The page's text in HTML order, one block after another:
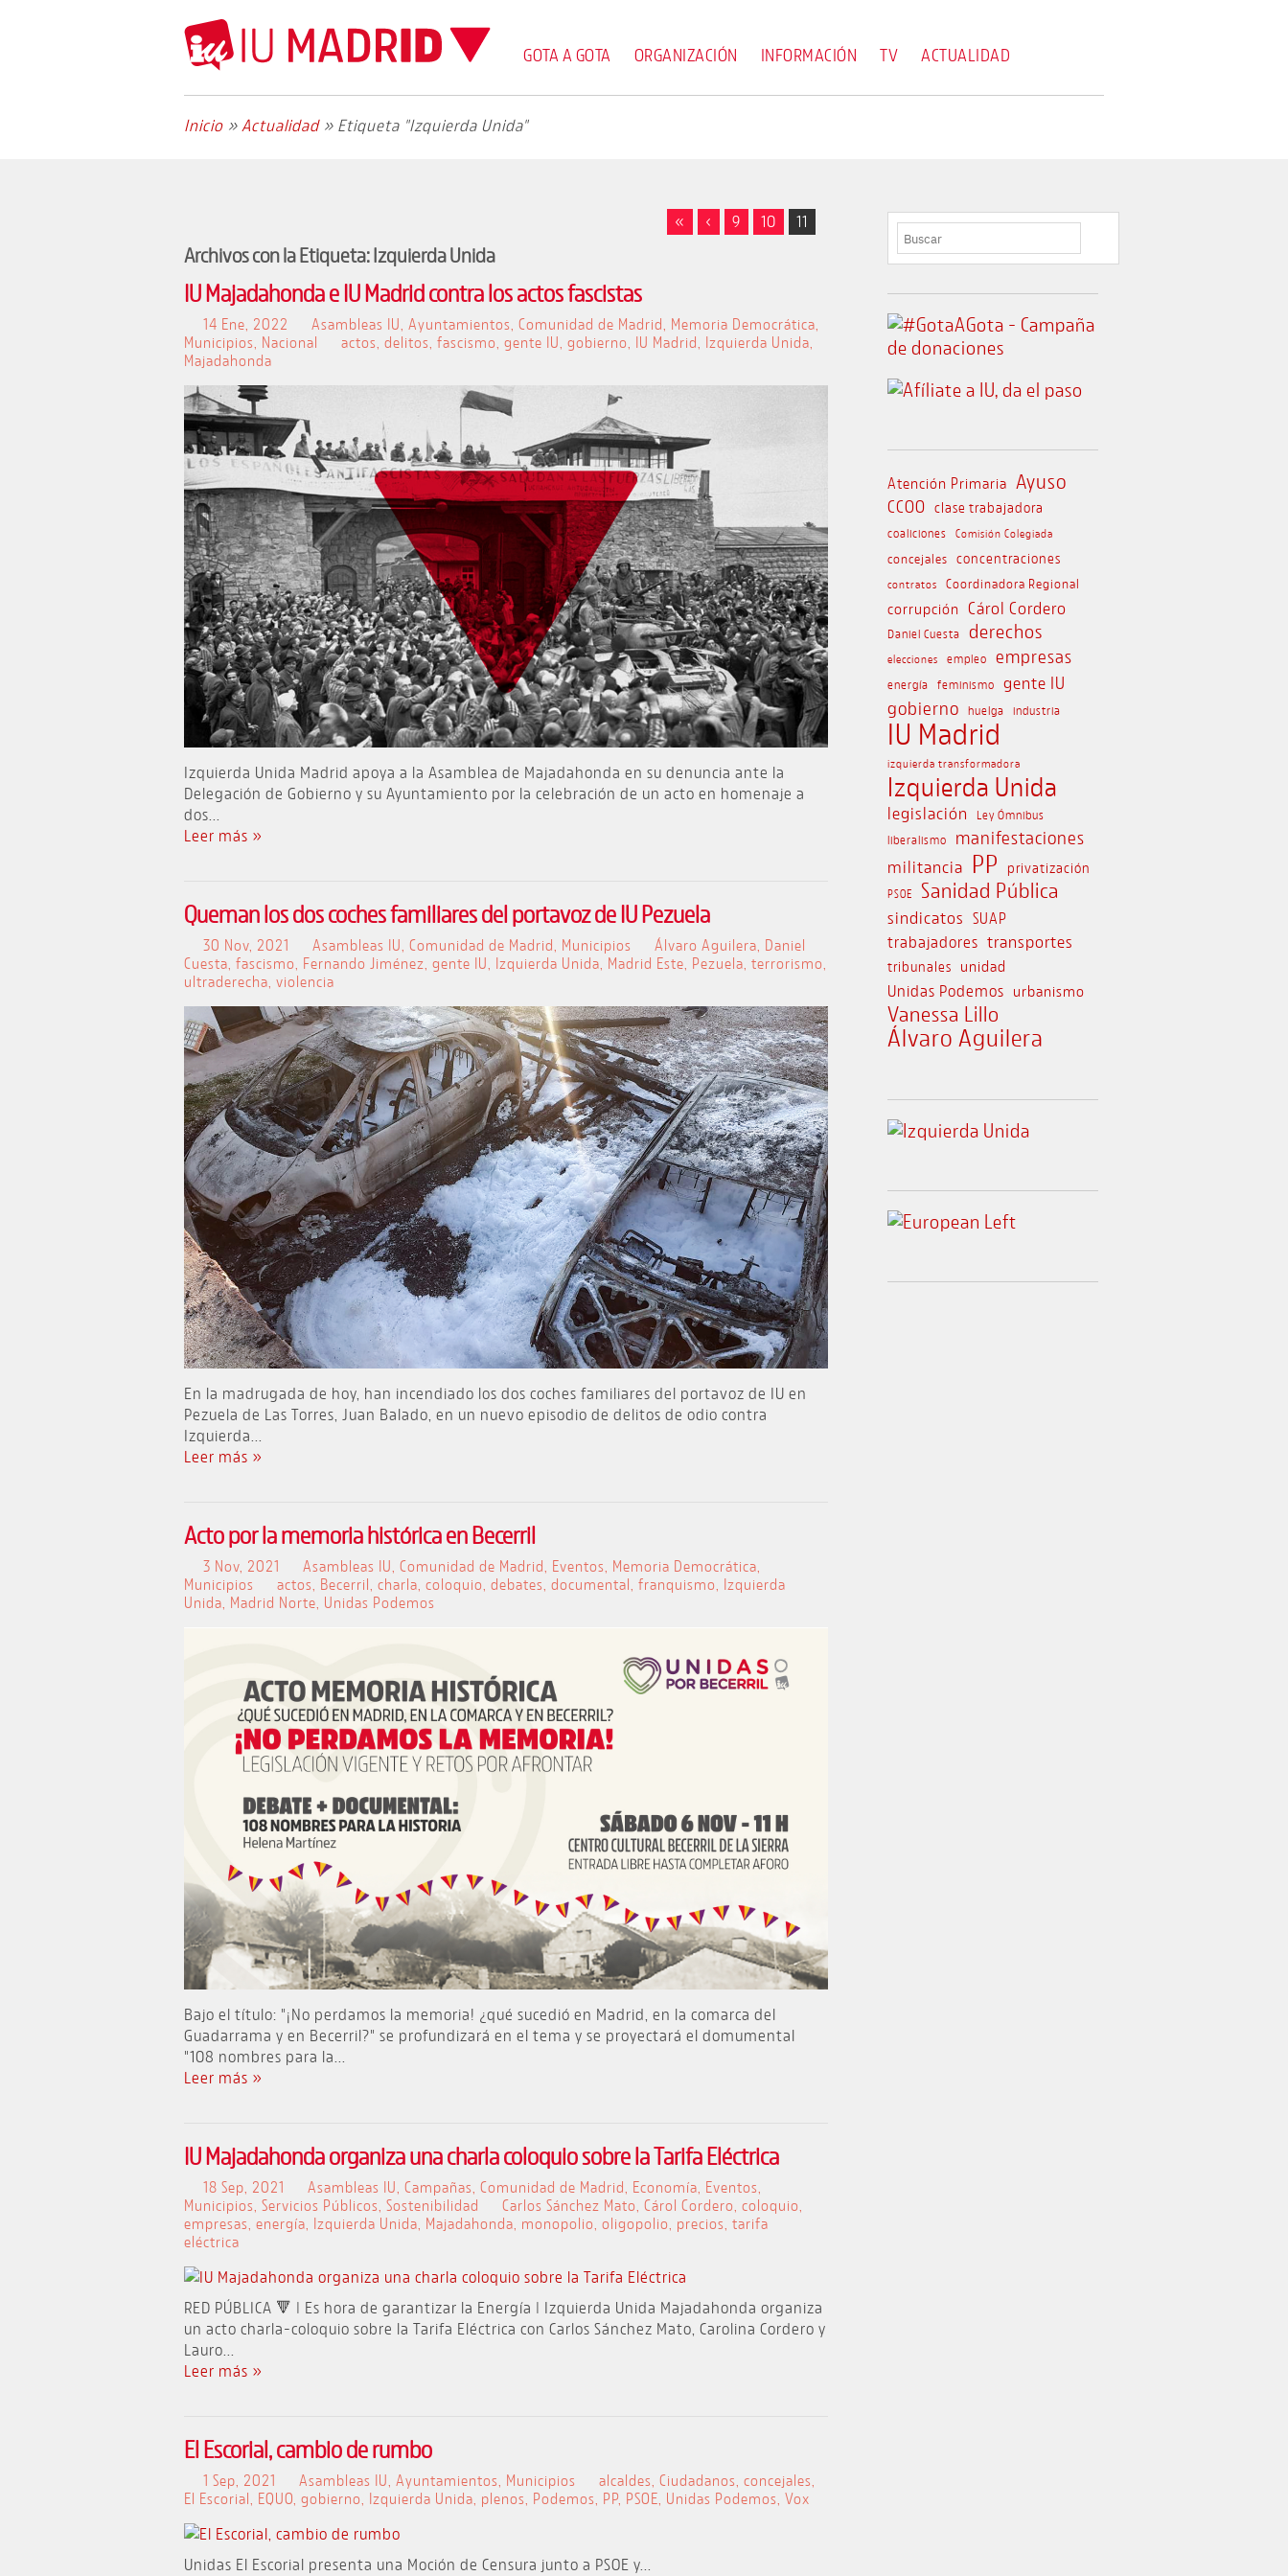
GOTA A GOTA ORGANIZACIÓN INFORMACIÓN TV ACTUALIDAD
Inicio »Actualidad» Etiqueta "Izquierda Unida"
« ‹ 9 10 11
Archivos con la Etiqueta:Izquierda Unida
IU Majadahonda e IU Madrid contra los actos fascistas
14 Ene, 2022 Asambleas IU Ayuntamientos Comunidad de Madrid Memoria Democrática
Municipios
Nacional actos delitos fascismo gente IU gobierno IU Madrid Izquierda Unida
Majadahonda
Izquierda Unida Madrid apoya a la Asamblea de Majadahonda en su denuncia ante la
Delegación de Gobierno y su Ayuntamiento por la celebración de un acto en homenaje a
dos...
Leer más »
Queman los dos coches familiares del portavoz de IU Pezuela
30 Nov, 2021 Asambleas IU Comunidad de Madrid Municipios Álvaro Aguilera Daniel
Cuesta fascismo Fernando Jiménez gente IU Izquierda Unida Madrid Este Pezuela terrorismo
ultraderecha violencia
En la madrugada de hoy, han incendiado los dos coches familiares del portavoz de IU en
Pezuela de Las Torres, Juan Balado, en un nuevo episodio de delitos de odio contra
Izquierda...
Leer más »
Acto por la memoria histórica en Becerril
3 Nov, 2021 Asambleas IU Comunidad de Madrid Eventos Memoria Democrática
Municipios
actos Becerril charla coloquio debates documental franquismo
Izquierda
Unida Madrid Norte Unidas Podemos
Bajo el título: "¡No perdamos la memoria! ¿qué sucedió en Madrid, en la comarca del
Guadarrama y en Becerril?" se profundizará en el tema y se proyectará el domumental
"108 nombres para la...
Leer más »
IU Majadahonda organiza una charla coloquio sobre la Tarifa Eléctrica
18 Sep, 2021 Asambleas IU Campañas Comunidad de Madrid Economía Eventos
Municipios Servicios Públicos Sostenibilidad Carlos Sánchez Mato Cárol Cordero coloquio
empresas energía Izquierda Unida Majadahonda monopolio oligopolio precios tarifa
eléctrica
RED PÚBLICA 🔻 | Es hora de garantizar la Energía | Izquierda Unida Majadahonda organiza
un acto charla-coloquio sobre la Tarifa Eléctrica con Carlos Sánchez Mato, Carolina Cordero y
Lauro...
Leer más »
El Escorial, cambio de rumbo
1 Sep, 2021 Asambleas IU Ayuntamientos Municipios alcaldes Ciudadanos concejales
El Escorial
EQUO gobierno Izquierda Unida plenos Podemos PP PSOE Unidas Podemos Vox
Unidas El Escorial presenta una Moción de Censura junto a PSOE y...
BUSCAR
Atención Primaria Ayuso
CCOO clase trabajadora
coaliciones Comisión Colegiada
concejales concentraciones
contratos Coordinadora Regional
corrupción Cárol Cordero
Daniel Cuesta derechos
elecciones empleo empresas
energía feminismo gente IU
gobierno huelga industria
IU Madrid
izquierda transformadora
Izquierda Unida
legislación Ley Ómnibus
liberalismo manifestaciones
militancia PP privatización
PSOE Sanidad Pública
sindicatos SUAP
trabajadores transportes
tribunales unidad
Unidas Podemos urbanismo
Vanessa Lillo
Álvaro Aguilera